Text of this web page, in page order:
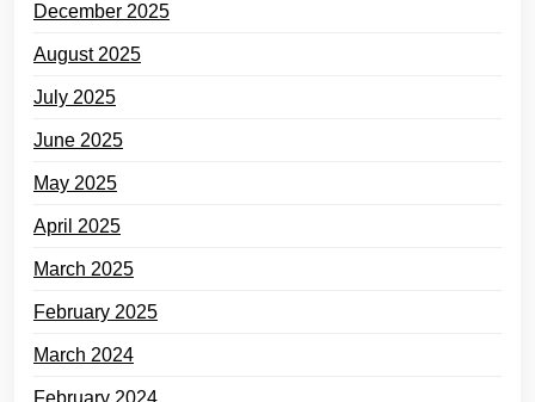
December 2025
August 2025
July 2025
June 2025
May 2025
April 2025
March 2025
February 2025
March 2024
February 2024